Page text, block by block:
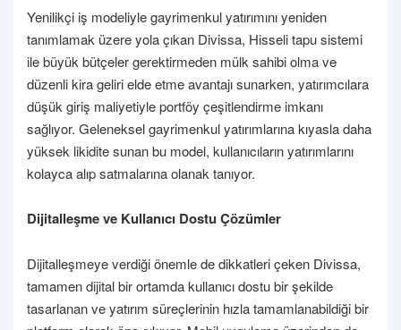
Yenilikçi iş modeliyle gayrimenkul yatırımını yeniden
tanımlamak üzere yola çıkan Divissa, Hisseli tapu sistemi
ile büyük bütçeler gerektirmeden mülk sahibi olma ve
düzenli kira geliri elde etme avantajı sunarken, yatırımcılara
düşük giriş maliyetiyle portföy çeşitlendirme imkanı
sağlıyor. Geleneksel gayrimenkul yatırımlarına kıyasla daha
yüksek likidite sunan bu model, kullanıcıların yatırımlarını
kolayca alıp satmalarına olanak tanıyor.
Dijitalleşme ve Kullanıcı Dostu Çözümler
Dijitalleşmeye verdiği önemle de dikkatleri çeken Divissa,
tamamen dijital bir ortamda kullanıcı dostu bir şekilde
tasarlanan ve yatırım süreçlerinin hızla tamamlanabildiği bir